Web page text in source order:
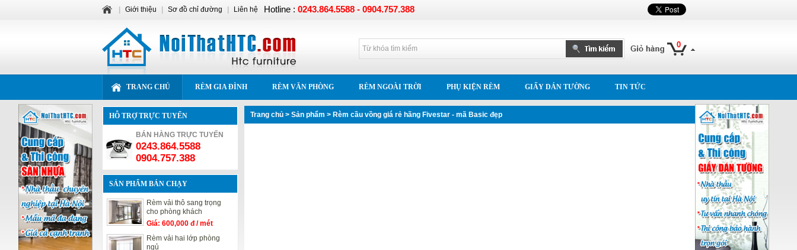
0
TRANG CHỦ RÈM GIA ĐÌNH RÈM VĂN PHÒNG RÈM NGOÀI TRỜI PHỤ KIỆN RÈM GIẤY DÁN TƯỜNG TIN TỨC
HỖ TRỢ TRỰC TUYẾN
BÁN HÀNG TRỰC TUYẾN
0243.864.5588
0904.757.388
SẢN PHẨM BÁN CHẠY
Rèm vải thô sang trọng
cho phòng khách
Giá: 600,000 đ / mét
Rèm vải hai lớp phòng
ngủ
Trang chủ > Sản phẩm > Rèm cầu vồng giá rẻ hãng Fivestar - mã Basic đẹp
Giới thiệu Sơ đồ chỉ đường Liên hệ Hotline : 0243.864.5588 - 0904.757.388